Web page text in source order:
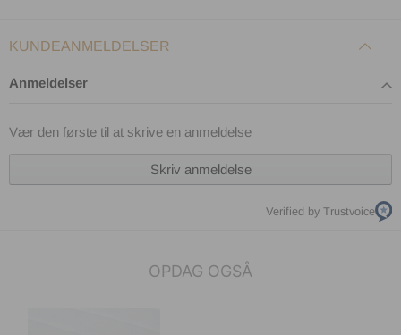
KUNDEANMELDELSER
Anmeldelser
Vær den første til at skrive en anmeldelse
Skriv anmeldelse
Verified by Trustvoice
OPDAG OGSÅ